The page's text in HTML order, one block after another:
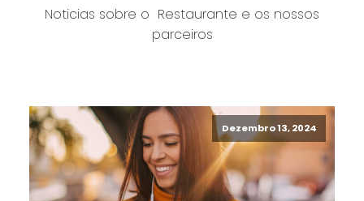
Noticias sobre o Restaurante e os nossos
parceiros
Dezembro 13, 2024